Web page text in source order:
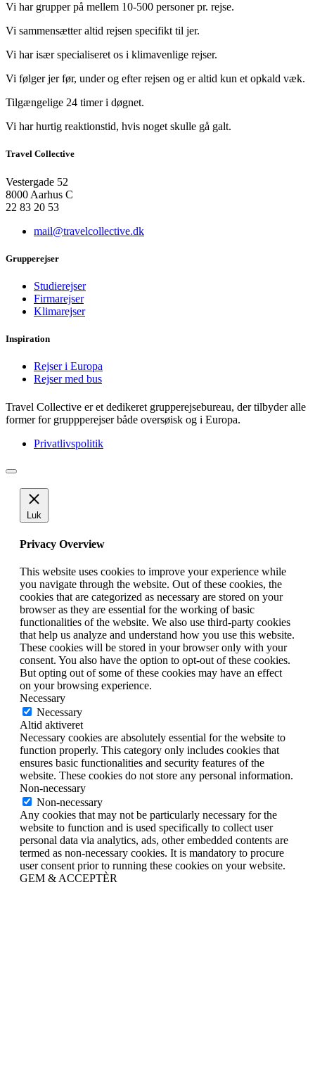
Vi har grupper på mellem 10-500 personer pr. rejse.
Vi sammensætter altid rejsen specifikt til jer.
Vi har især specialiseret os i klimavenlige rejser.
Vi følger jer før, under og efter rejsen og er altid kun et opkald væk.
Tilgængelige 24 timer i døgnet.
Vi har hurtig reaktionstid, hvis noget skulle gå galt.
Travel Collective
Vestergade 52
8000 Aarhus C
22 83 20 53
mail@travelcollective.dk
Grupperejser
Studierejser
Firmarejser
Klimarejser
Inspiration
Rejser i Europa
Rejser med bus
Travel Collective er et dedikeret grupperejsebureau, der tilbyder alle
former for gruppperejser både oversøisk og i Europa.
Privatlivspolitik
Luk
Privacy Overview
This website uses cookies to improve your experience while
you navigate through the website. Out of these cookies, the
cookies that are categorized as necessary are stored on your
browser as they are essential for the working of basic
functionalities of the website. We also use third-party cookies
that help us analyze and understand how you use this website.
These cookies will be stored in your browser only with your
consent. You also have the option to opt-out of these cookies.
But opting out of some of these cookies may have an effect
on your browsing experience.
Necessary
Necessary
Altid aktiveret
Necessary cookies are absolutely essential for the website to
function properly. This category only includes cookies that
ensures basic functionalities and security features of the
website. These cookies do not store any personal information.
Non-necessary
Non-necessary
Any cookies that may not be particularly necessary for the
website to function and is used specifically to collect user
personal data via analytics, ads, other embedded contents are
termed as non-necessary cookies. It is mandatory to procure
user consent prior to running these cookies on your website.
GEM & ACCEPTÈR